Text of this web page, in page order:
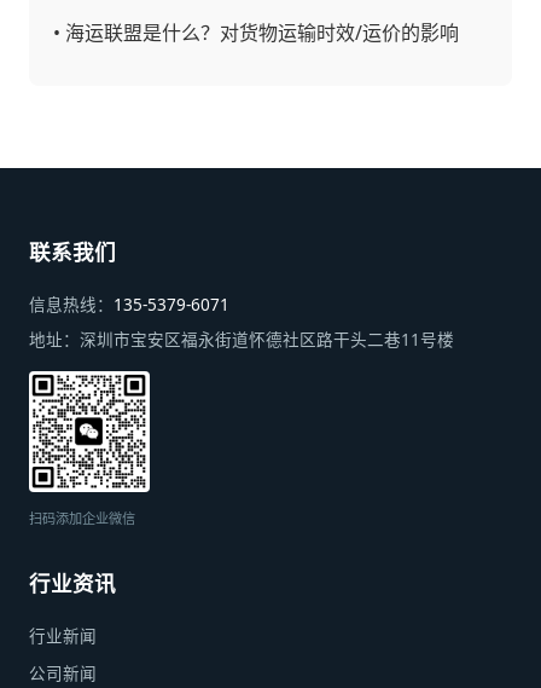
• 海运联盟是什么？对货物运输时效/运价的影响
联系我们
信息热线： 135-5379-6071
地址： 深圳市宝安区福永街道怀德社区路干头二巷11号楼
扫码添加企业微信
行业资讯
行业新闻
公司新闻